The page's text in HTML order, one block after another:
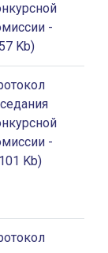
-
Kb)
-
Kb)